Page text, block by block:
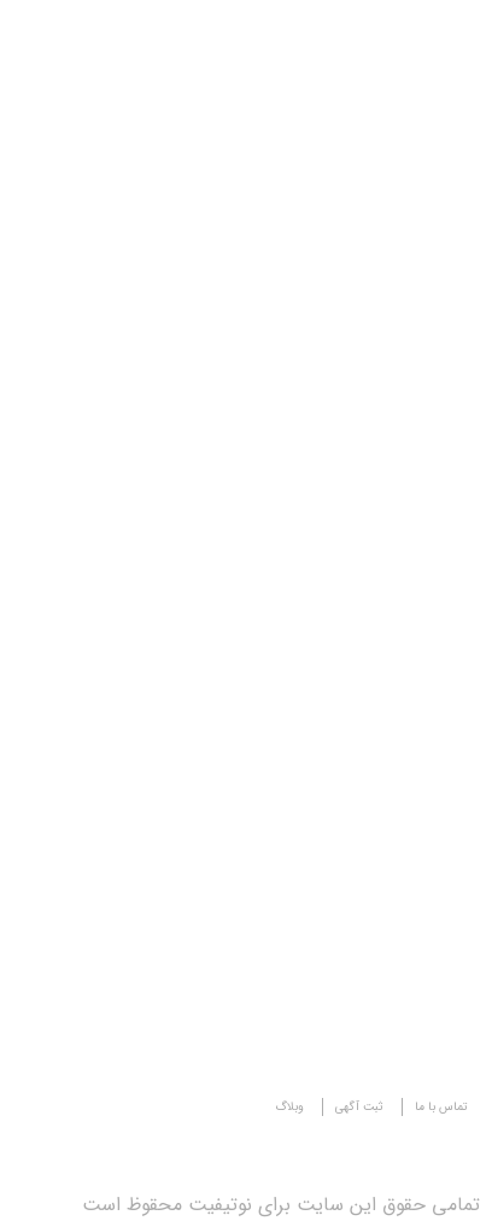
تماس با ما ثبت آگهی وبلاگ
تمامی حقوق این سایت برای نوتیفیت محقوظ است